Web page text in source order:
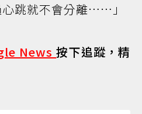
跳就不會分離……」
News按下追蹤，精